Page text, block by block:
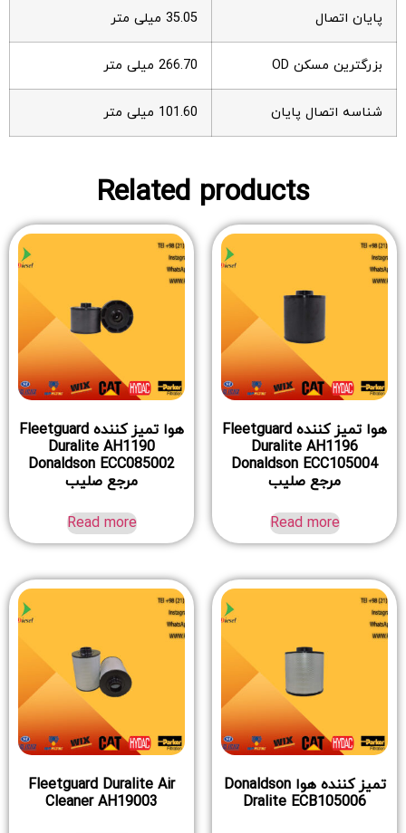
پایان اتصال 35.05 میلی متر
بزرگترین مسکن OD 266.70 میلی متر
شناسه اتصال پایان 101.60 میلی متر
Related products
هوا تمیز کننده Fleetguard
Duralite AH1196
Donaldson ECC105004
مرجع صلیب
Read more
هوا تمیز کننده Fleetguard
Duralite AH1190
Donaldson ECC085002
مرجع صلیب
Read more
تمیز کننده هوا Donaldson
Dralite ECB105006
Fleetguard Duralite Air
Cleaner AH19003